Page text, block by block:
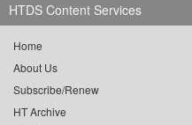
HTDS Content Services
Home
About Us
Subscribe/Renew
HT Archive